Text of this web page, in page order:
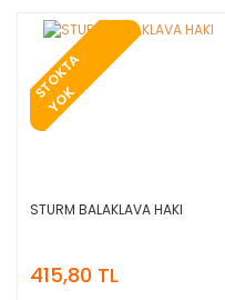
S
T
O
K
T
A
Y
O
K
STURM BALAKLAVA HAKI
415,80 TL